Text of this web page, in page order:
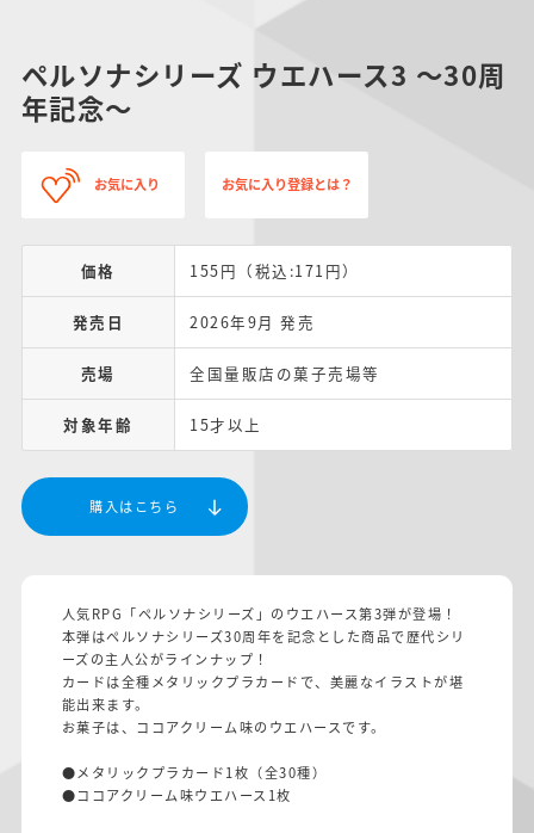
ペルソナシリーズ ウエハース3 ～30周
年記念～
お気に入り お気に入り登録とは？
価格 155円（税込:171円）
発売日 2026年9月 発売
売場 全国量販店の菓子売場等
対象年齢 15才以上
購入はこちら
人気RPG「ペルソナシリーズ」のウエハース第3弾が登場！
本弾はペルソナシリーズ30周年を記念とした商品で歴代シリ
ーズの主人公がラインナップ！
カードは全種メタリックプラカードで、美麗なイラストが堪
能出来ます。
お菓子は、ココアクリーム味のウエハースです。
●メタリックプラカード1枚（全30種）
●ココアクリーム味ウエハース1枚